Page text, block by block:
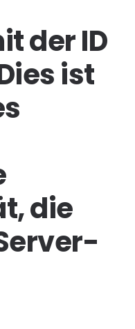
der ID
ist
die